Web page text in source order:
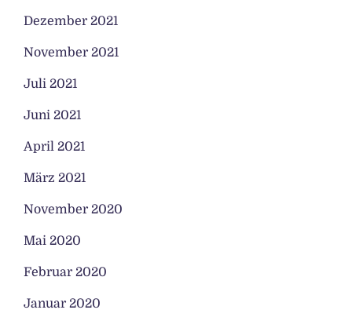
Dezember 2021
November 2021
Juli 2021
Juni 2021
April 2021
März 2021
November 2020
Mai 2020
Februar 2020
Januar 2020